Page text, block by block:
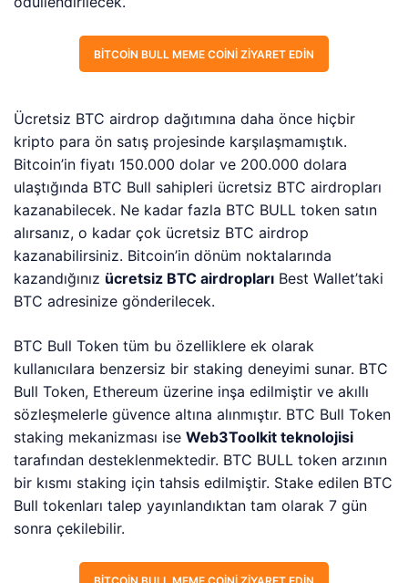
BITCOIN BULL MEME COINI ZIYARET EDIN
Ücretsiz BTC airdrop dağıtımına daha önce hiçbir
kripto para ön satış projesinde karşılaşmamıştık.
Bitcoin’in fiyatı 150.000 dolar ve 200.000 dolara
ulaştığında BTC Bull sahipleri ücretsiz BTC airdropları
kazanabilecek. Ne kadar fazla BTC BULL token satın
alırsanız, o kadar çok ücretsiz BTC airdrop
kazanabilirsiniz. Bitcoin’in dönüm noktalarında
kazandığınız ücretsiz BTC airdropları Best Wallet’taki
BTC adresinize gönderilecek.
BTC Bull Token tüm bu özelliklere ek olarak
kullanıcılara benzersiz bir staking deneyimi sunar. BTC
Bull Token, Ethereum üzerine inşa edilmiştir ve akıllı
sözleşmelerle güvence altına alınmıştır. BTC Bull Token
staking mekanizması iseWeb3Toolkit teknolojisi
tarafından desteklenmektedir. BTC BULL token arzının
bir kısmı staking için tahsis edilmiştir. Stake edilen BTC
Bull tokenları talep yayınlandıktan tam olarak 7 gün
sonra çekilebilir.